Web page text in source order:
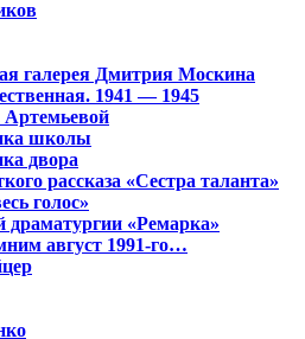
галерея Дмитрия Москина
1941 — 1945
Артемьевой
школы
двора
рассказа «Сестра таланта»
голос»
драматургии «Ремарка»
август 1991-го…